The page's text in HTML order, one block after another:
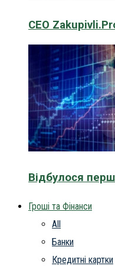
CEO
Відбулося
Гроші та Фінанси
All
Банки
Кредитні картки